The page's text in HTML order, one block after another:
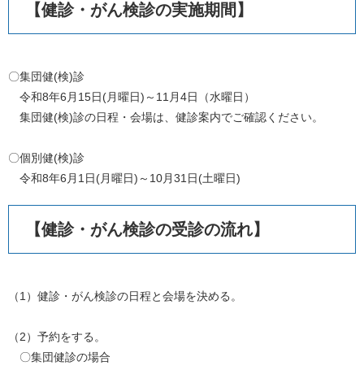
【健診・がん検診の実施期間】
〇集団健(検)診
令和8年6月15日(月曜日)～11月4日（水曜日）
集団健(検)診の日程・会場は、健診案内でご確認ください。
〇個別健(検)診
令和8年6月1日(月曜日)～10月31日(土曜日)
【健診・がん検診の受診の流れ】
（1）健診・がん検診の日程と会場を決める。
（2）予約をする。
〇集団健診の場合